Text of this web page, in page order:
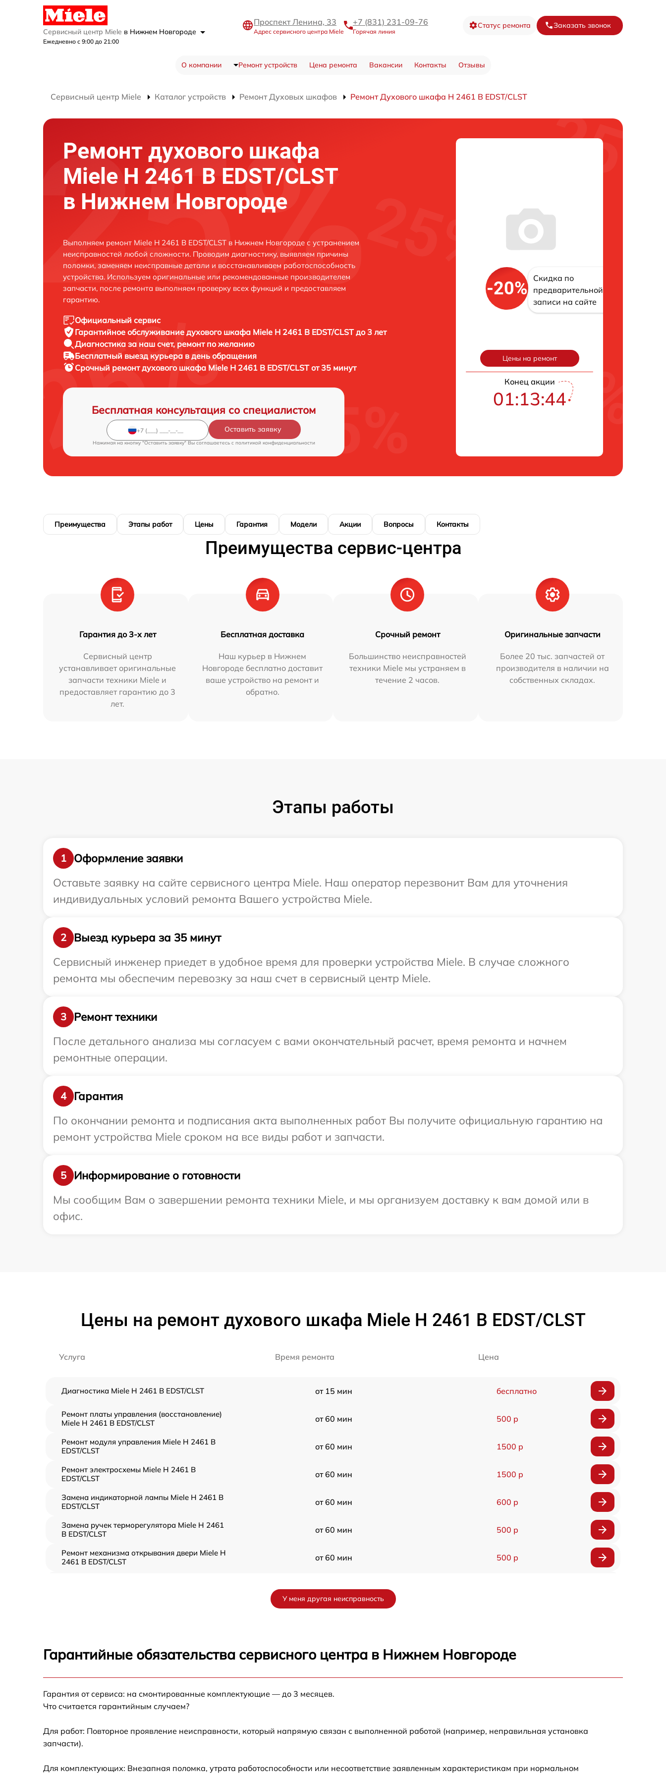
Сервисный центр Miele в Нижнем Новгороде
Ежедневно с 9:00 до 21:00
Проспект Ленина, 33
Адрес сервисного центра Miele
+7 (831) 231-09-76
Горячая линия
Статус ремонта Заказать звонок
О компании Ремонт устройств Цена ремонта Вакансии Контакты Отзывы
Сервисный центр Miele Каталог устройств Ремонт Духовых шкафов Ремонт Духового шкафа H 2461 B EDST/CLST
Ремонт духового шкафа
Miele H 2461 B EDST/CLST
в Нижнем Новгороде
Выполняем ремонт Miele H 2461 B EDST/CLST в Нижнем Новгороде с устранением
неисправностей любой сложности. Проводим диагностику, выявляем причины
поломки, заменяем неисправные детали и восстанавливаем работоспособность
устройства. Используем оригинальные или рекомендованные производителем
запчасти, после ремонта выполняем проверку всех функций и предоставляем
гарантию.
Официальный сервис
Гарантийное обслуживание духового шкафа Miele H 2461 B EDST/CLST до 3 лет
Диагностика за наш счет, ремонт по желанию
Бесплатный выезд курьера в день обращения
Срочный ремонтдухового шкафа Miele H 2461 B EDST/CLST от 35 минут
Бесплатная консультация со специалистом
Оставить заявку
Нажимая на кнопку "Оставить заявку" Вы соглашаетесь c политикой конфиденциальности
-20%
Скидка по
предварительной
записи на сайте
Цены на ремонт
Конец акции
01:13:43
Преимущества Этапы работ Цены Гарантия Модели Акции Вопросы Контакты
Преимущества сервис-центра
Гарантия до 3-х лет
Сервисный центр
устанавливает оригинальные
запчасти техники Miele и
предоставляет гарантию до 3
лет.
Бесплатная доставка
Наш курьер в Нижнем
Новгороде бесплатно доставит
ваше устройство на ремонт и
обратно.
Срочный ремонт
Большинство неисправностей
техники Miele мы устраняем в
течение 2 часов.
Оригинальные запчасти
Более 20 тыс. запчастей от
производителя в наличии на
собственных складах.
Этапы работы
1
Оформление заявки
Оставьте заявку на сайте сервисного центра Miele. Наш оператор перезвонит Вам для уточнения
индивидуальных условий ремонта Вашего устройства Miele.
2
Выезд курьера за 35 минут
Сервисный инженер приедет в удобное время для проверки устройства Miele. В случае сложного
ремонта мы обеспечим перевозку за наш счет в сервисный центр Miele.
3
Ремонт техники
После детального анализа мы согласуем с вами окончательный расчет, время ремонта и начнем
ремонтные операции.
4
Гарантия
По окончании ремонта и подписания акта выполненных работ Вы получите официальную гарантию на
ремонт устройства Miele сроком на все виды работ и запчасти.
5
Информирование о готовности
Мы сообщим Вам о завершении ремонта техники Miele, и мы организуем доставку к вам домой или в
офис.
Цены на ремонт духового шкафа Miele H 2461 B EDST/CLST
Услуга Время ремонта Цена
Диагностика Miele H 2461 B EDST/CLST от 15 мин бесплатно
Ремонт платы управления (восстановление)
Miele H 2461 B EDST/CLST
от 60 мин 500 р
Ремонт модуля управления Miele H 2461 B
EDST/CLST
от 60 мин 1500 р
Ремонт электросхемы Miele H 2461 B
EDST/CLST
от 60 мин 1500 р
Замена индикаторной лампы Miele H 2461 B
EDST/CLST
от 60 мин 600 р
Замена ручек терморегулятора Miele H 2461
B EDST/CLST
от 60 мин 500 р
Ремонт механизма открывания двери Miele H
2461 B EDST/CLST
от 60 мин 500 р
Замена термодатчика Miele H 2461 B
EDST/CLST
от 60 мин
EDST/CLST
У меня другая неисправность
Гарантийные обязательства сервисного центра в Нижнем Новгороде
Гарантия от сервиса: на смонтированные комплектующие — до 3 месяцев.
Что считается гарантийным случаем?
Для работ: Повторное проявление неисправности, который напрямую связан с выполненной работой (например, неправильная установка
запчасти).
Для комплектующих: Внезапная поломка, утрата работоспособности или несоответствие заявленным характеристикам при нормальном